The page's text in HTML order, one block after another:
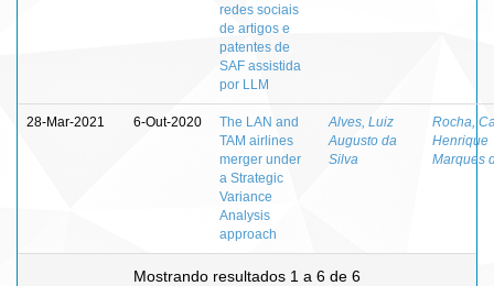
redes sociais
de artigos e
patentes de
SAF assistida
por LLM
28-Mar-2021 6-Out-2020
The LAN and
TAM airlines
merger under
a Strategic
Variance
Analysis
approach
Alves, Luiz
Augusto da
Silva
Rocha,
Henrique
Marques
Mostrando resultados 1 a 6 de 6